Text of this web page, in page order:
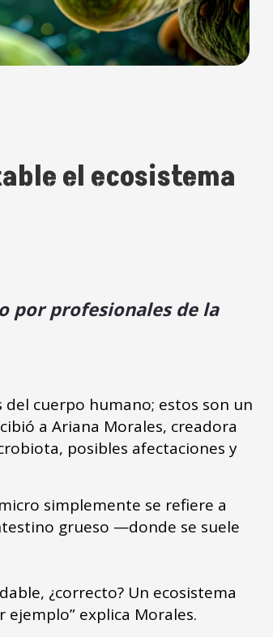
el ecosistema
por profesionales de la
cuerpo humano; estos son un
a Ariana Morales, creadora
posibles afectaciones y
simplemente se refiere a
grueso —donde se suele
¿correcto? Un ecosistema
explica Morales.